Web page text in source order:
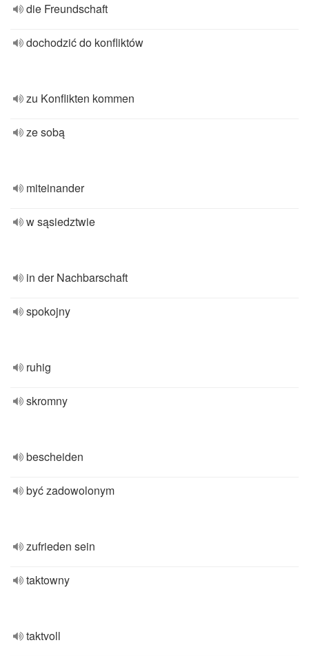
die Freundschaft
dochodzić do konfliktów
zu Konflikten kommen
ze sobą
miteinander
w sąsiedztwie
in der Nachbarschaft
spokojny
ruhig
skromny
bescheiden
być zadowolonym
zufrieden sein
taktowny
taktvoll